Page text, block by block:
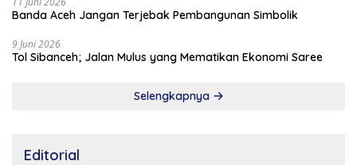
Banda Aceh Jangan Terjebak Pembangunan Simbolik
9 Juni 2026
Tol Sibanceh; Jalan Mulus yang Mematikan Ekonomi Saree
Selengkapnya
Editorial